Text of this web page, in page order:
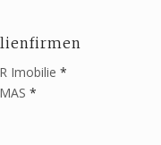
Imobilie *
*